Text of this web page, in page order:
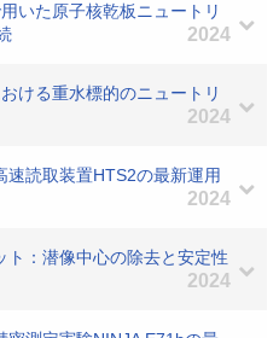
いた原子核乾板ニュートリ
2024
ける重水標的のニュートリ
2024
読取装置HTS2の最新運用
2024
ト：潜像中心の除去と安定性
2024